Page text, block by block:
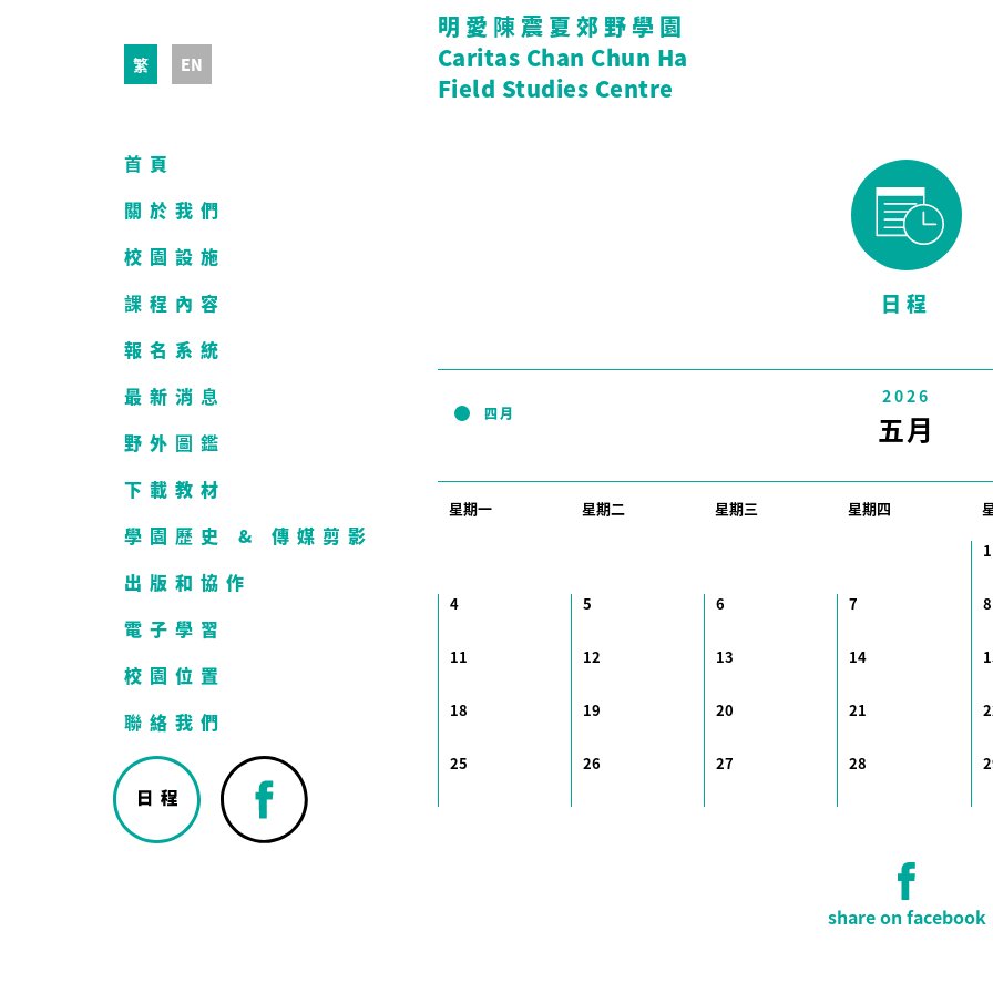
繁 EN
首頁
關於我們
校園設施
課程內容
報名系統
最新消息
野外圖鑑
下載教材
學園歷史 & 傳媒剪影
出版和協作
電子學習
校園位置
聯絡我們
明愛陳震夏郊野學園
Caritas Chan Chun Ha
Field Studies Centre
日程
2026
五月
四月
星期一 星期二 星期三 星期四
1
4 5 6 7 8
11 12 13 14
18 19 20 21
25 26 27 28
share on facebook